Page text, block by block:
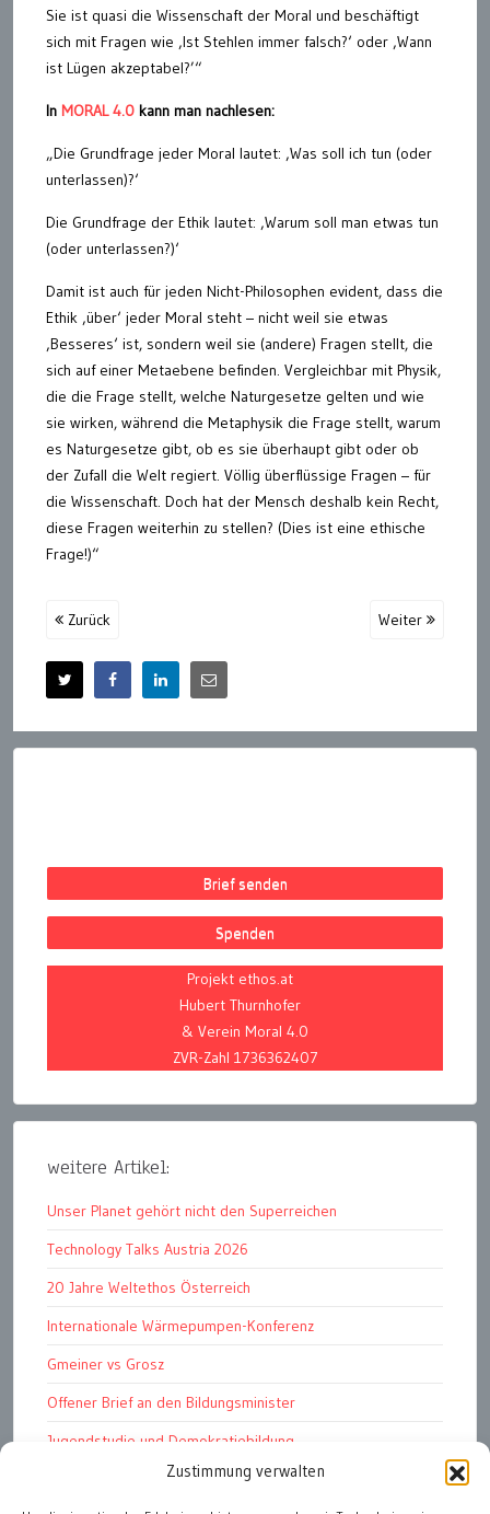
Zustimmung verwalten
Sie ist quasi die Wissenschaft der Moral und beschäftigt
sich mit Fragen wie ‚Ist Stehlen immer falsch?‘ oder ‚Wann
ist Lügen akzeptabel?’“
In MORAL 4.0 kann man nachlesen:
„Die Grundfrage jeder Moral lautet: ‚Was soll ich tun (oder
unterlassen)?‘
Die Grundfrage der Ethik lautet: ‚Warum soll man etwas tun
(oder unterlassen?)‘
Damit ist auch für jeden Nicht-Philosophen evident, dass die
Ethik ‚über‘ jeder Moral steht – nicht weil sie etwas
‚Besseres‘ ist, sondern weil sie (andere) Fragen stellt, die
sich auf einer Metaebene befinden. Vergleichbar mit Physik,
die die Frage stellt, welche Naturgesetze gelten und wie
sie wirken, während die Metaphysik die Frage stellt, warum
es Naturgesetze gibt, ob es sie überhaupt gibt oder ob
der Zufall die Welt regiert. Völlig überflüssige Fragen – für
die Wissenschaft. Doch hat der Mensch deshalb kein Recht,
diese Fragen weiterhin zu stellen? (Dies ist eine ethische
Frage!)“
Zurück Weiter
Brief senden
Spenden
Projekt ethos.at
Hubert Thurnhofer
& Verein Moral 4.0
ZVR-Zahl 1736362407
weitere Artikel:
Unser Planet gehört nicht den Superreichen
Technology Talks Austria 2026
20 Jahre Weltethos Österreich
Internationale Wärmepumpen-Konferenz
Gmeiner vs Grosz
Offener Brief an den Bildungsminister
Jugendstudie und Demokratiebildung
Solschenizyn, Dugin und der Westen